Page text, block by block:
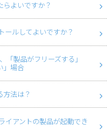
らよいですか？
ールしてよいですか？
製品がフリーズする」
」場合
法は？
イアントの製品が起動でき